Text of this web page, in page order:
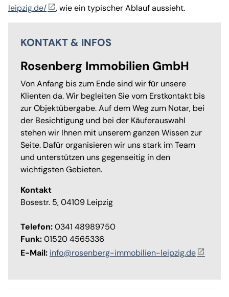
leipzig.de/
, wie ein typischer Ablauf aussieht.
KONTAKT & INFOS
Rosenberg Immobilien GmbH
Von Anfang bis zum Ende sind wir für unsere
Klienten da. Wir begleiten Sie vom Erstkontakt bis
zur Objektübergabe. Auf dem Weg zum Notar, bei
der Besichtigung und bei der Käuferauswahl
stehen wir Ihnen mit unserem ganzen Wissen zur
Seite. Dafür organisieren wir uns stark im Team
und unterstützen uns gegenseitig in den
wichtigsten Gebieten.
Kontakt
Bosestr. 5, 04109 Leipzig
Telefon:0341 48989750
Funk:01520 4565336
E-Mail: info@rosenberg-immobilien-leipzig.de